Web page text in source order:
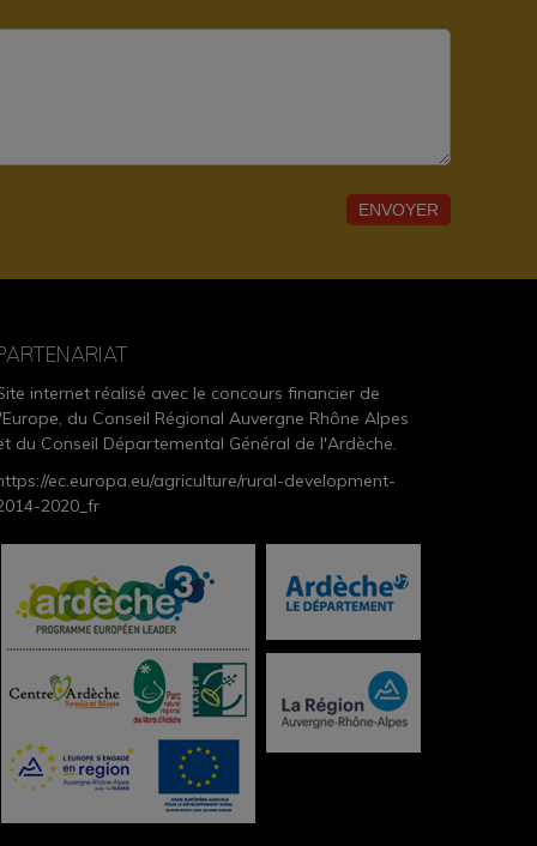
internet réalisé avec le concours financier de
du Conseil Régional Auvergne Rhône Alpes
du Conseil Départemental Général de l'Ardèche.
ec.europa.eu/agriculture/rural-development-
2020_fr